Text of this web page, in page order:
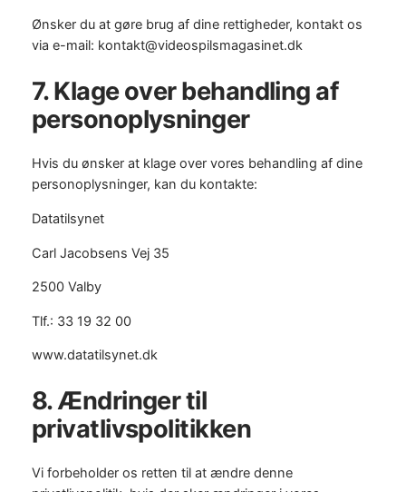
Ønsker du at gøre brug af dine rettigheder, kontakt os
via e-mail: kontakt@videospilsmagasinet.dk
7. Klage over behandling af
personoplysninger
Hvis du ønsker at klage over vores behandling af dine
personoplysninger, kan du kontakte:
Datatilsynet
Carl Jacobsens Vej 35
2500 Valby
Tlf.: 33 19 32 00
www.datatilsynet.dk
8. Ændringer til
privatlivspolitikken
Vi forbeholder os retten til at ændre denne